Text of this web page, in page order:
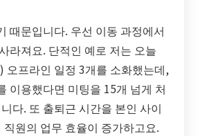
때문입니다. 우선 이동 과정에서
라져요. 단적인 예로 저는 오늘
오프라인 일정 3개를 소화했는데,
이용했다면 미팅을 15개 넘게 처
다. 또 출퇴근 시간을 본인 사이
원의 업무 효율이 증가하고요.